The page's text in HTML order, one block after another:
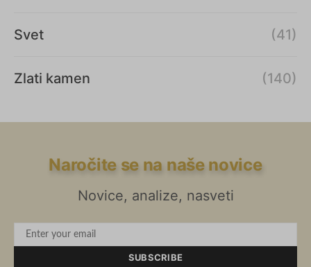
Svet (41)
Zlati kamen (140)
Naročite se na naše novice
Novice, analize, nasveti
SUBSCRIBE